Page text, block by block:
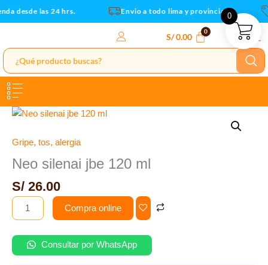
al
desde las 24 hrs. Envio a todo lima y provincias
S/0.00
Gripe, tos, alergia
Neo silenai jbe 120 ml
S/ 26.00
Neo
jbe
ml
cantidad
Compra online
Consultar por WhatsApp
0